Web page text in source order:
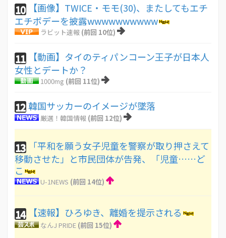
10
【画像】TWICE・モモ(30)、またしてもエチ
エチボデーを披露wwwwwwwwww
ラビット速報 (前回 10位)
11
【動画】タイのティパンコーン王子が日本人
女性とデートか？
1000mg (前回 11位)
12韓国サッカーのイメージが墜落
厳選！韓国情報 (前回 12位)
13
「平和を願う女子児童を警察が取り押さえて
移動させた」と市民団体が告発、「児童……ど
こ
U-1NEWS (前回 14位)
14 【速報】ひろゆき、離婚を提示される
なんJ PRIDE (前回 15位)